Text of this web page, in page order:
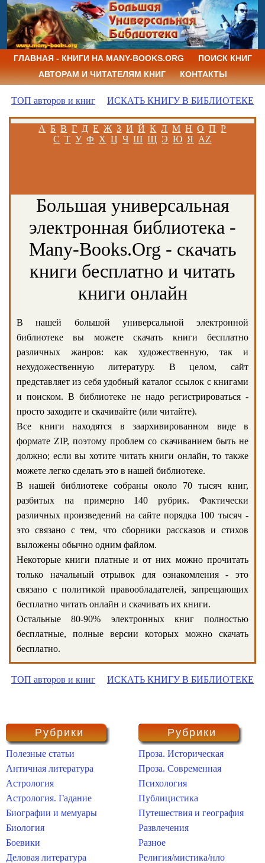
ГЛАВНАЯ - КНИГИ НА MANY-BOOKS.ORG
ПОИСК КНИГ
АВТОРАМ И ЧИТАТЕЛЯМ КНИГ
КОНТАКТЫ
ТОП авторов и книг ИСКАТЬ КНИГУ В БИБЛИОТЕКЕ
А Б В Г Д Е Ж З И Й К Л М Н О П Р
С Т У Ф Х Ц Ч Ш Щ Э Ю Я AZ
Большая универсальная
электронная библиотека -
Many-Books.Org - скачать
книги бесплатно и читать
книги онлайн
В нашей большой универсальной электронной
библиотеке вы можете скачать книги бесплатно
различных жанров: как художественную, так и
нехудожественную литературу. В целом, сайт
представляет из себя удобный каталог ссылок с книгами
и поиском. В библиотеке не надо регистрироваться -
просто заходите и скачивайте (или читайте).
Все книги находятся в заархивированном виде в
формате ZIP, поэтому проблем со скачиванием быть не
должно; если вы хотите читать книги онлайн, то также
можете легко сделать это в нашей библиотеке.
В нашей библиотеке собраны около 70 тысяч книг,
разбитых на примерно 140 рубрик. Фактически
различных произведений на сайте порядка 100 тысяч -
это связано с тем, что сборники рассказов и стихов
выложены обычно одним файлом.
Некоторые книги платные и от них можно прочитать
только начальный отрывок для ознакомления - это
связано с политикой правообладателей, запрещающих
бесплатно читать онлайн и скачивать их книги.
Остальные 80-90% электронных книг полностью
бесплатные, полные версии которых можно скачать
бесплатно.
ТОП авторов и книг ИСКАТЬ КНИГУ В БИБЛИОТЕКЕ
Рубрики
Полезные статьи
Античная литература
Астрология
Астрология. Гадание
Биографии и мемуары
Биология
Боевики
Деловая литература
Рубрики
Проза. Историческая
Проза. Современная
Психология
Публицистика
Путешествия и география
Развлечения
Разное
Религия/мистика/нло